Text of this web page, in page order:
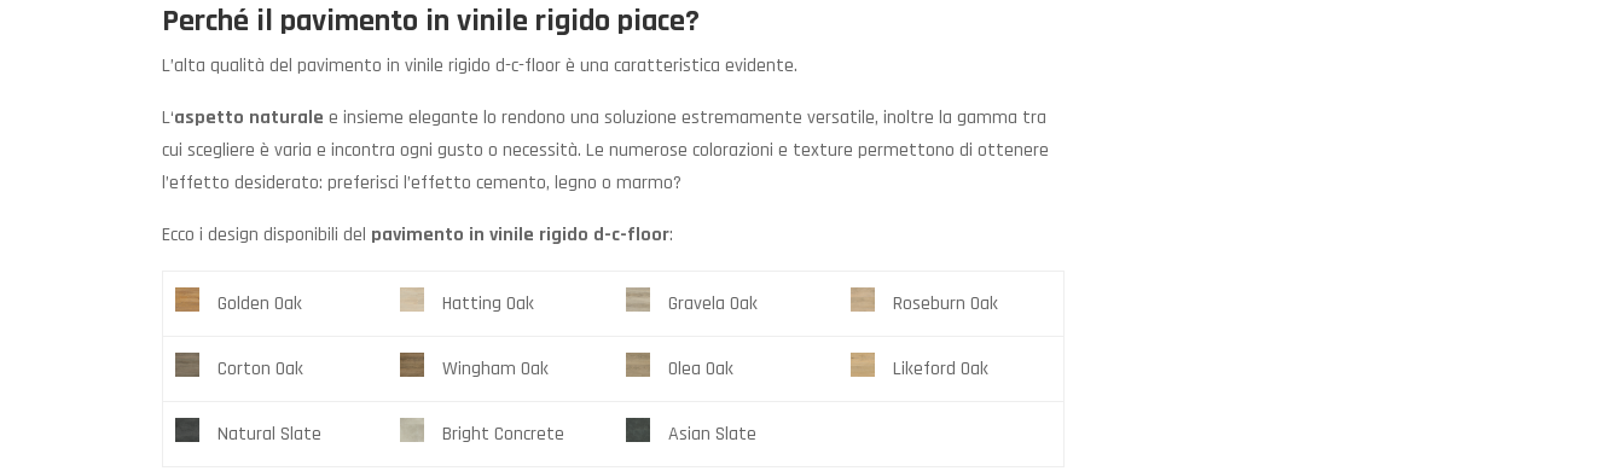
Perché il pavimento in vinile rigido piace?
L’alta qualità del pavimento in vinile rigido d-c-floor è una caratteristica evidente.
L‘aspetto naturale e insieme elegante lo rendono una soluzione estremamente versatile, inoltre la gamma tra
cui scegliere è varia e incontra ogni gusto o necessità. Le numerose colorazioni e texture permettono di ottenere
l’effetto desiderato: preferisci l’effetto cemento, legno o marmo?
Ecco i design disponibili del pavimento in vinile rigido d-c-floor:
Golden Oak Hatting Oak Gravela Oak Roseburn Oak
Corton Oak Wingham Oak Olea Oak Likeford Oak
Natural Slate Bright Concrete Asian Slate